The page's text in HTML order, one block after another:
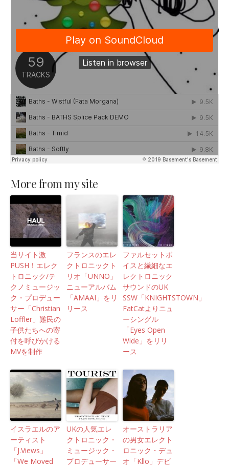
More from my site
当サイト激
PUSH！エレク
トロニック/テ
クノミュージッ
ク・プロデュー
サー「Christian
Löffler」難民の
子供たちへの寄
付を呼びかける
MVを制作
フランスのエレ
クトロニックト
リオ「UNNO」
ニューアルバム
「AMAAI」をリ
リース
ファルセットボ
イスと繊細なエ
レクトロニック
サウンドのUK
SSW「KNIGHTSTOWN」
FatCatよりニュ
ーシングル
「Eyes Open
Wide」をリリ
ース
イスラエルのア
ーティスト
「J.Views」
「We Moved
UKの人気エレ
クトロニック・
ミュージック・
プロデューサー
オーストラリア
の男女エレクト
ロニック・デュ
オ「Kllo」デビ